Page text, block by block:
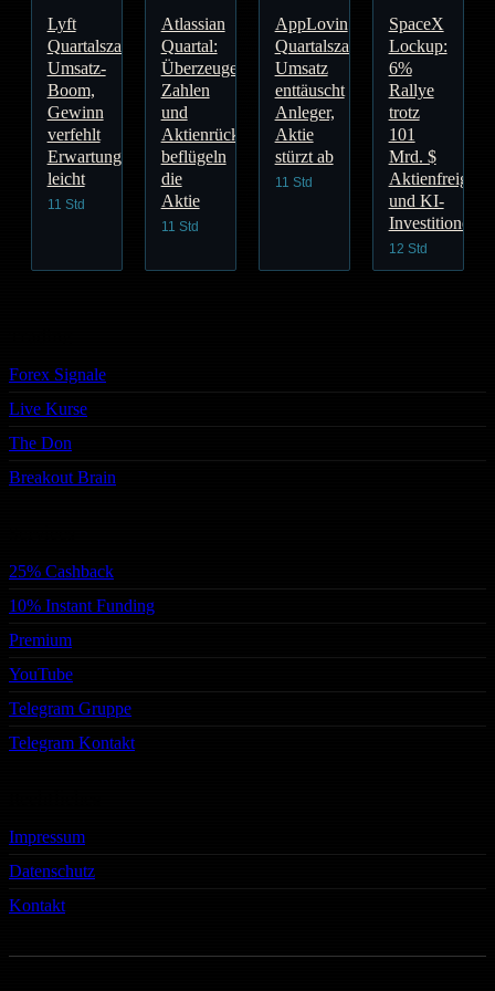
Lyft
Quartalszahlen:
Umsatz-
Boom,
Gewinn
verfehlt
Erwartungen
leicht
11 Std
Atlassian
Quartal:
Überzeugende
Zahlen
und
Aktienrückkauf
beflügeln
die
Aktie
11 Std
AppLovin
Quartalszahlen:
Umsatz
enttäuscht
Anleger,
Aktie
stürzt ab
11 Std
SpaceX
Lockup:
6%
Rallye
trotz
101
Mrd. $
Aktienfreigabe
und KI-
Investitionen
12 Std
Forex Signale
Live Kurse
The Don
Breakout Brain
25% Cashback
10% Instant Funding
Premium
YouTube
Telegram Gruppe
Telegram Kontakt
Impressum
Datenschutz
Kontakt